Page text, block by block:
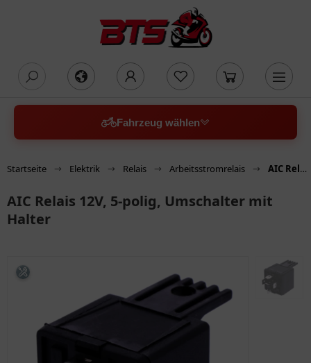
Fahrzeug wählen
Startseite Elektrik Relais Arbeitsstromrelais AIC Relais 12V, 5-polig, Umschalter mit Halter
AIC Relais 12V, 5-polig, Umschalter mit
Halter